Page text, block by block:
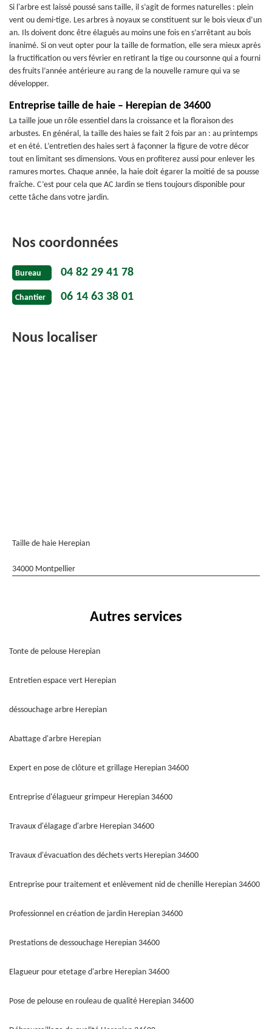
Si l'arbre est laissé poussé sans taille, il s’agit de formes naturelles : plein
vent ou demi-tige. Les arbres à noyaux se constituent sur le bois vieux d’un
an. Ils doivent donc être élagués au moins une fois en s’arrêtant au bois
inanimé. Si on veut opter pour la taille de formation, elle sera mieux après
la fructification ou vers février en retirant la tige ou coursonne qui a fourni
des fruits l’année antérieure au rang de la nouvelle ramure qui va se
développer.
Entreprise taille de haie – Herepian de 34600
La taille joue un rôle essentiel dans la croissance et la floraison des
arbustes. En général, la taille des haies se fait 2 fois par an : au printemps
et en été. L’entretien des haies sert à façonner la figure de votre décor
tout en limitant ses dimensions. Vous en profiterez aussi pour enlever les
ramures mortes. Chaque année, la haie doit égarer la moitié de sa pousse
fraîche. C’est pour cela que AC Jardin se tiens toujours disponible pour
cette tâche dans votre jardin.
Nos coordonnées
Bureau 04 82 29 41 78
Chantier 06 14 63 38 01
Nous localiser
Taille de haie Herepian
34000 Montpellier
Autres services
Tonte de pelouse Herepian
Entretien espace vert Herepian
déssouchage arbre Herepian
Abattage d'arbre Herepian
Expert en pose de clôture et grillage Herepian 34600
Entreprise d'élagueur grimpeur Herepian 34600
Travaux d'élagage d'arbre Herepian 34600
Travaux d'évacuation des déchets verts Herepian 34600
Entreprise pour traitement et enlèvement nid de chenille Herepian 34600
Professionnel en création de jardin Herepian 34600
Prestations de dessouchage Herepian 34600
Elagueur pour etetage d'arbre Herepian 34600
Pose de pelouse en rouleau de qualité Herepian 34600